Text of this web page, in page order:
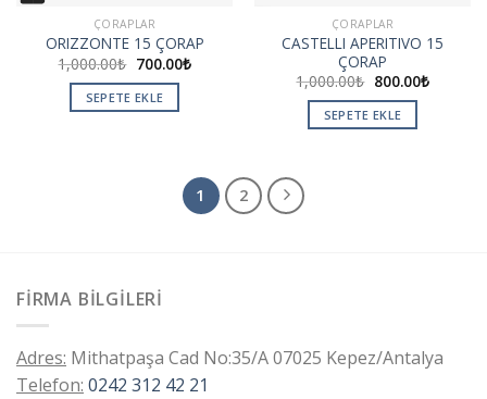
ÇORAPLAR
ORIZZONTE 15 ÇORAP
1,000.00₺ 700.00₺
SEPETE EKLE
ÇORAPLAR
CASTELLI APERITIVO 15
ÇORAP
1,000.00₺ 800.00₺
SEPETE EKLE
1 2
FIRMA BILGILERI
Adres: Mithatpaşa Cad No:35/A 07025 Kepez/Antalya
Telefon: 0242 312 42 21